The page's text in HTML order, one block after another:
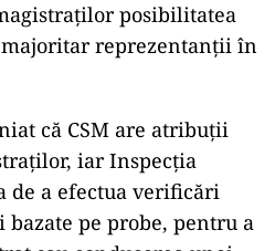
posibilitatea
reprezentanții în
că CSM are atribuții
iar Inspecția
de a efectua verificări
pe probe, pentru a